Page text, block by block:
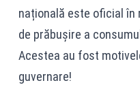
națională este oficial în
de prăbușire a
Acestea au fost
guvernare!